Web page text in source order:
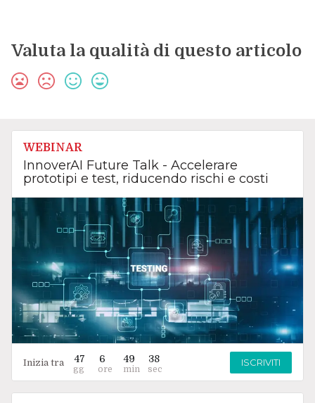
Valuta la qualità di questo articolo
WEBINAR
InnoverAI Future Talk - Accelerare
prototipi e test, riducendo rischi e costi
Inizia tra 47 6 49 37 ISCRIVITI